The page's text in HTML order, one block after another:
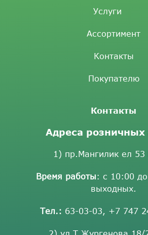
Услуги
Ассортимент
Контакты
Покупателю
Контакты
Адреса розничных
1) пр.Мангилик ел
Время работы: с 10:00
выходных.
Тел.: 63-03-03, +7 747